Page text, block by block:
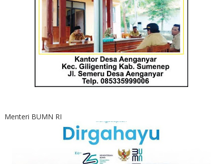
Menteri BUMN RI